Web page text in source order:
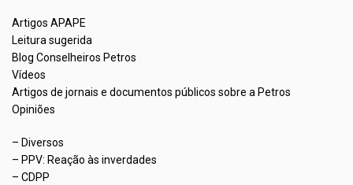
Artigos APAPE
Leitura sugerida
Blog Conselheiros Petros
Vídeos
Artigos de jornais e documentos públicos sobre a Petros
Opiniões
– Diversos
– PPV: Reação às inverdades
– CDPP